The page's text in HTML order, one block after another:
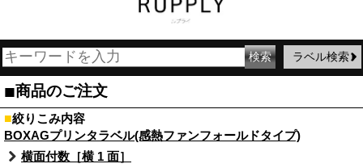
ラベル検索
■商品のご注文
■絞りこみ内容
BOXAGプリンタラベル(感熱ファンフォールドタイプ)
横面付数［横 1 面］